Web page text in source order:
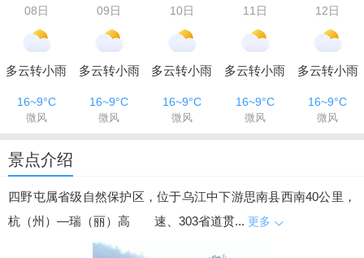
08日
09日
10日
11日
12日
多云转小雨 多云转小雨 多云转小雨 多云转小雨 多云转小雨
16~9°C 16~9°C 16~9°C 16~9°C 16~9°C
微风 微风 微风 微风 微风
景点介绍
四野屯属省级自然保护区，位于乌江中下游思南县西南40公里，
杭（州）—瑞（丽）高 速、303省道贯... 更多